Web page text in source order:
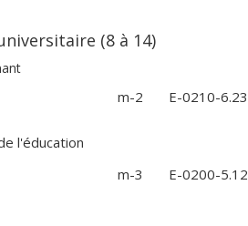
(8 à 14)
m-2 E-0210-6.23
l'éducation
m-3 E-0200-5.12